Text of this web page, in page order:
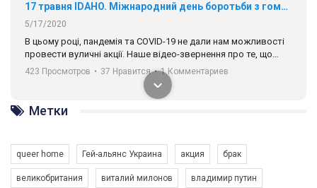
17 травня IDAHO. Міжнародний день боротьби з гомофобією трансфобією і біфобія.
5/17/2020
В цьому році, пандемія та COVІD-19 не дали нам можливості
провести вуличні акції. Наше відео-звернення про те, що
навіть коли ми у різних містах та не можемо зустрінеться, ми
разом. Ми закликаємо всіх хто поділяє цінності рівності та
солідарності, приєднатися до нас. Регіональні підрозділи
ГАУ є в 16 областях України.
Разом наш голос лунає гучніше!
423 Просмотров • 37 Нравится • 1 Комментариев
Метки
queer home Гей-альянс Украина акция брак
великобритания виталий милонов владимир путин